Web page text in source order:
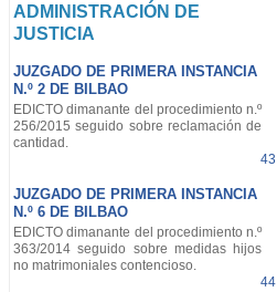
ADMINISTRACIÓN DE
JUSTICIA
JUZGADO DE PRIMERA INSTANCIA
N.º 2 DE BILBAO
EDICTO dimanante del procedimiento n.º
256/2015 seguido sobre reclamación de
cantidad.
43
JUZGADO DE PRIMERA INSTANCIA
N.º 6 DE BILBAO
EDICTO dimanante del procedimiento n.º
363/2014 seguido sobre medidas hijos
no matrimoniales contencioso.
44